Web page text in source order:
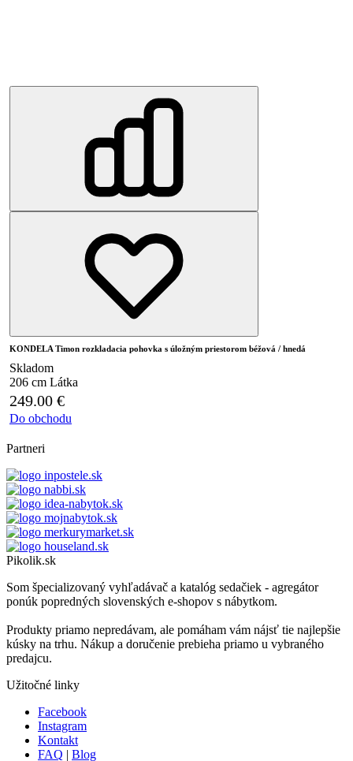
KONDELA Timon rozkladacia pohovka s úložným priestorom béžová / hnedá
Skladom
206 cm Látka
249.00 €
Do obchodu
Partneri
Pikolik.sk
Som špecializovaný vyhľadávač a katalóg sedačiek - agregátor
ponúk popredných slovenských e-shopov s nábytkom.
Produkty priamo nepredávam, ale pomáham vám nájsť tie najlepšie
kúsky na trhu. Nákup a doručenie prebieha priamo u vybraného
predajcu.
Užitočné linky
Facebook
Instagram
Kontakt
FAQ | Blog